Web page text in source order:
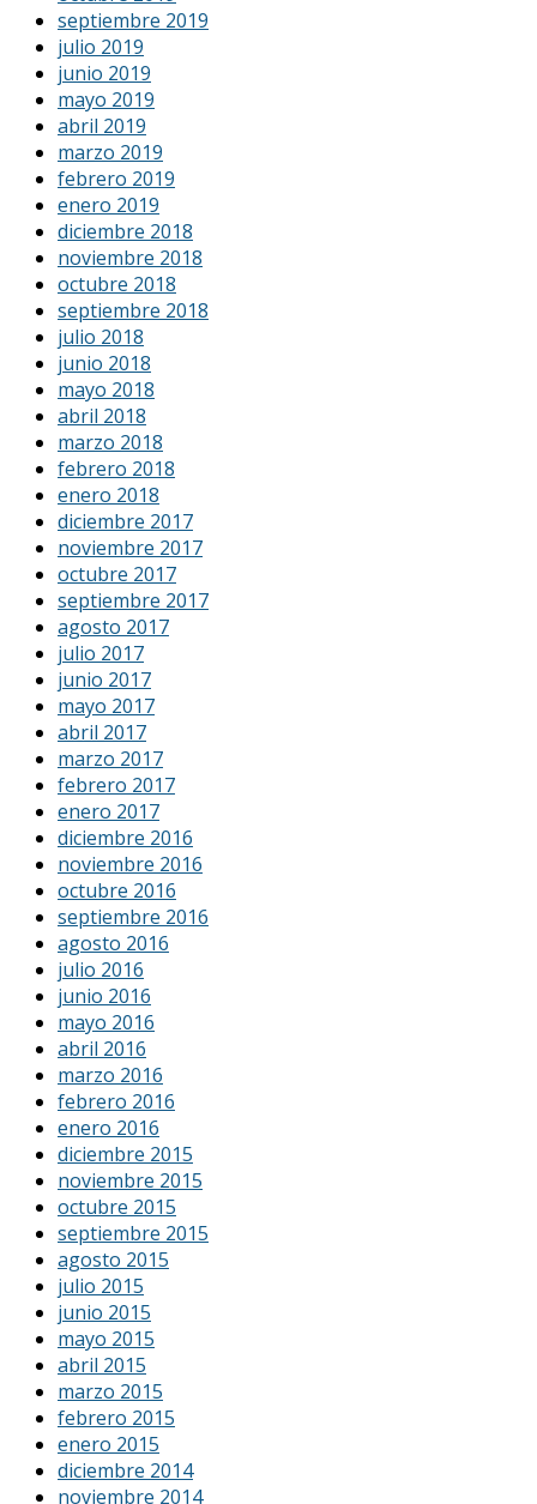
septiembre 2019
julio 2019
junio 2019
mayo 2019
abril 2019
marzo 2019
febrero 2019
enero 2019
diciembre 2018
noviembre 2018
octubre 2018
septiembre 2018
julio 2018
junio 2018
mayo 2018
abril 2018
marzo 2018
febrero 2018
enero 2018
diciembre 2017
noviembre 2017
octubre 2017
septiembre 2017
agosto 2017
julio 2017
junio 2017
mayo 2017
abril 2017
marzo 2017
febrero 2017
enero 2017
diciembre 2016
noviembre 2016
octubre 2016
septiembre 2016
agosto 2016
julio 2016
junio 2016
mayo 2016
abril 2016
marzo 2016
febrero 2016
enero 2016
diciembre 2015
noviembre 2015
octubre 2015
septiembre 2015
agosto 2015
julio 2015
junio 2015
mayo 2015
abril 2015
marzo 2015
febrero 2015
enero 2015
diciembre 2014
noviembre 2014